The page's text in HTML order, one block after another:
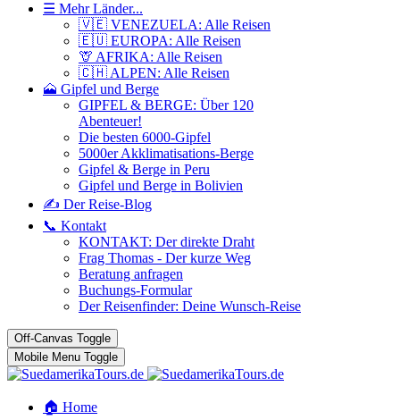
☰ Mehr Länder...
🇻🇪 VENEZUELA: Alle Reisen
🇪🇺 EUROPA: Alle Reisen
🦒 AFRIKA: Alle Reisen
🇨🇭 ALPEN: Alle Reisen
🗻 Gipfel und Berge
GIPFEL & BERGE: Über 120
Abenteuer!
Die besten 6000-Gipfel
5000er Akklimatisations-Berge
Gipfel & Berge in Peru
Gipfel und Berge in Bolivien
✍️ Der Reise-Blog
📞 Kontakt
KONTAKT: Der direkte Draht
Frag Thomas - Der kurze Weg
Beratung anfragen
Buchungs-Formular
Der Reisenfinder: Deine Wunsch-Reise
Off-Canvas Toggle
Mobile Menu Toggle
🏠 Home